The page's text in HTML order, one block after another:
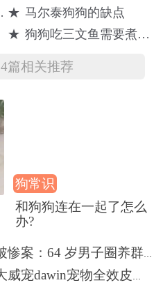
非常
奔起来：再
见，我要去远
★ 马尔泰狗狗的缺点
★ 狗狗吃三文鱼需要煮熟吗
篇相关推荐
狗常识
和狗狗连在一起了怎么
办?
● 直升机查失窃意外撞破惨案：64 岁男子圈养群犬，28 只惨死狗圈
● 宠物皮肤护理赛道，大威宠dawin宠物全效皮肤喷剂打造植萃驱虫护理新方案